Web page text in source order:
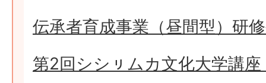
伝承者育成事業（昼間型）研
第2回シシㇼムカ文化大学講